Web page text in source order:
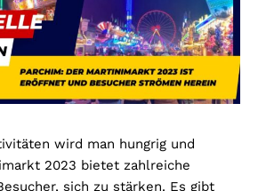
wird man hungrig und
2023 bietet zahlreiche
sich zu stärken. Es gibt